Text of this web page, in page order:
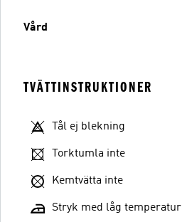
Vård
TVÄTTINSTRUKTIONER
Tål ej blekning
Torktumla inte
Kemtvätta inte
Stryk med låg temperatur